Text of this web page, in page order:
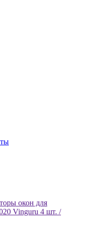
окон для
Vinguru 4 шт. /